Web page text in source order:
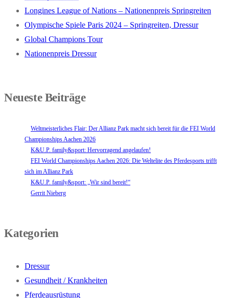
Longines League of Nations – Nationenpreis Springreiten
Olympische Spiele Paris 2024 – Springreiten, Dressur
Global Champions Tour
Nationenpreis Dressur
Neueste Beiträge
Weltmeisterliches Flair: Der Allianz Park macht sich bereit für die FEI World
Championships Aachen 2026
K&U.P. family&sport: Hervorragend angelaufen!
FEI World Championships Aachen 2026: Die Weltelite des Pferdesports trifft
sich im Allianz Park
K&U.P. family&sport: „Wir sind bereit!“
Gerrit Nieberg
Kategorien
Dressur
Gesundheit / Krankheiten
Pferdeausrüstung